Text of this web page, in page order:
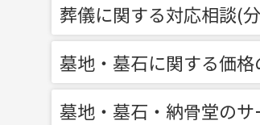
葬儀に関する対応相談(
墓地・墓石に関する価格
墓地・墓石・納骨堂の